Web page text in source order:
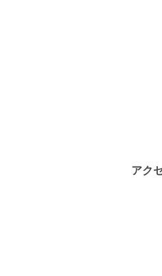
アク